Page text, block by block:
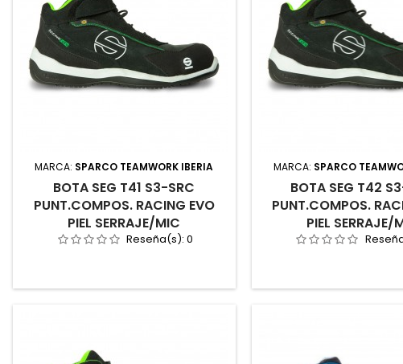
MARCA: SPARCO TEAMWORK IBERIA
BOTA SEG T41 S3-SRC
PUNT.COMPOS. RACING EVO
PIEL SERRAJE/MIC
Reseña(s):0
MARCA: SPARCO
BOTA SEG T42
PUNT.COMPOS.
PIEL SERRAJE/